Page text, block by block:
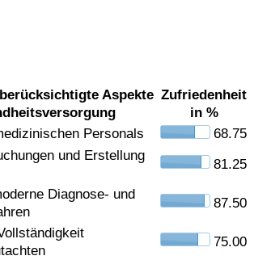
Aspekte Zufriedenheit
in %
Personals
68.75
und Erstellung
81.25
Diagnose- und
87.50
75.00
Index nach Land
nach Land
nach Land
(aktuell)
nach Land